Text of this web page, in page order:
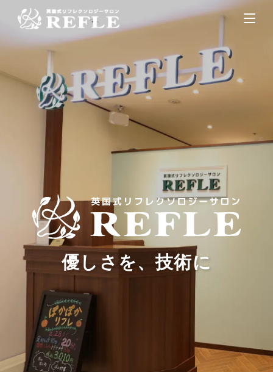
優しさを、技術に